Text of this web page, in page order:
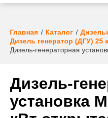
О
Клиентам
Сервис
Судовое
Главная Каталог
Дизель генератор (ДГУ) 25
Дизель-генераторная
Дизель-
установка